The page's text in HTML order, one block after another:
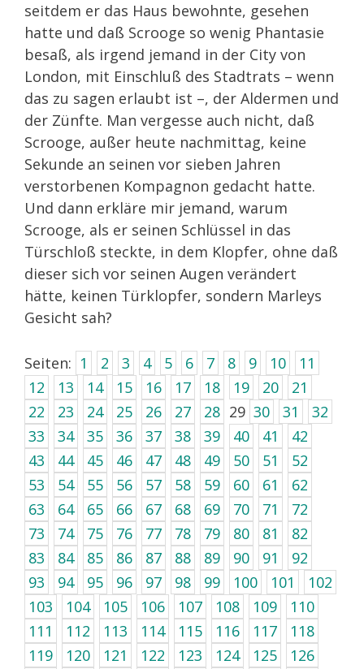
seitdem er das Haus bewohnte, gesehen
hatte und daß Scrooge so wenig Phantasie
besaß, als irgend jemand in der City von
London, mit Einschluß des Stadtrats – wenn
das zu sagen erlaubt ist –, der Aldermen und
der Zünfte. Man vergesse auch nicht, daß
Scrooge, außer heute nachmittag, keine
Sekunde an seinen vor sieben Jahren
verstorbenen Kompagnon gedacht hatte.
Und dann erkläre mir jemand, warum
Scrooge, als er seinen Schlüssel in das
Türschloß steckte, in dem Klopfer, ohne daß
dieser sich vor seinen Augen verändert
hätte, keinen Türklopfer, sondern Marleys
Gesicht sah?
Seiten: 1 2 3 4 5 6 7 8 9 10
11
12
13 14 15 16 17 18 19 20
21
22
23 24 25 26 27 28 29 30 31
32
33
34 35 36 37 38 39 40 41
42
43
44 45 46 47 48 49 50 51
52
53
54 55 56 57 58 59 60 61
62
63
64 65 66 67 68 69 70 71
72
73
74 75 76 77 78 79 80 81
82
83
84 85 86 87 88 89 90 91
92
93
94 95 96 97 98 99 100 101
102
103
104 105 106 107 108 109
110
111
112 113 114 115 116 117
118
119
120 121 122 123 124 125
126